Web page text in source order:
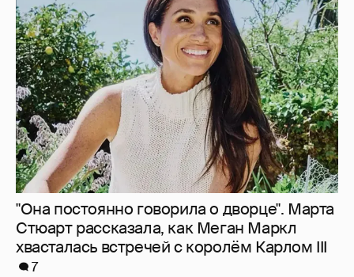
"Она постоянно говорила о дворце". Марта
Стюарт рассказала, как Меган Маркл
хвасталась встречей с королём Карлом III
7